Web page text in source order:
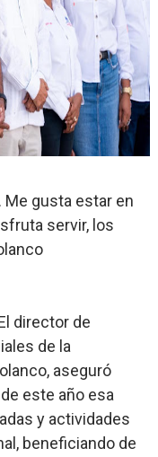
como agentes
Ambiental
de la Provincia
de Premios
por sus cuatro
Me gusta estar en
servir, los
director de
de la
aseguró
este año esa
y actividades
beneficiando de